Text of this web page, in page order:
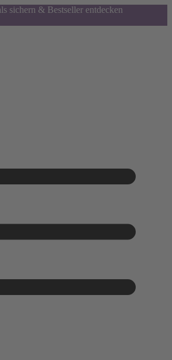
sichern & Bestseller entdecken